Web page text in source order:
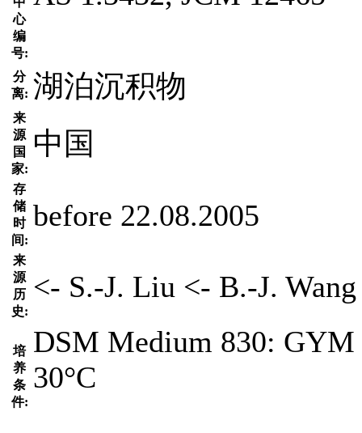
心
编
号:
分
离: 湖泊沉积物
来
源
国
家:
中国
存
储
时
间:
before 22.08.2005
来
源
历
史:
<- S.-J. Liu <- B.-J. Wang
培
养
条
件:
DSM Medium 830:
30°C